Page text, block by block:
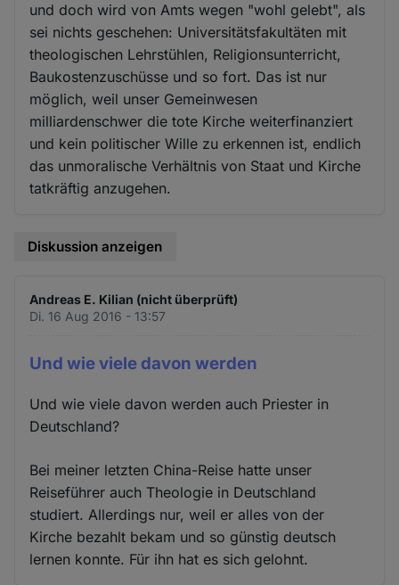
und doch wird von Amts wegen "wohl gelebt", als
sei nichts geschehen: Universitätsfakultäten mit
theologischen Lehrstühlen, Religionsunterricht,
Baukostenzuschüsse und so fort. Das ist nur
möglich, weil unser Gemeinwesen
milliardenschwer die tote Kirche weiterfinanziert
und kein politischer Wille zu erkennen ist, endlich
das unmoralische Verhältnis von Staat und Kirche
tatkräftig anzugehen.
Diskussion anzeigen
Andreas E. Kilian (nicht überprüft)
Di. 16 Aug 2016 - 13:57
Und wie viele davon werden
Und wie viele davon werden auch Priester in
Deutschland?
Bei meiner letzten China-Reise hatte unser
Reiseführer auch Theologie in Deutschland
studiert. Allerdings nur, weil er alles von der
Kirche bezahlt bekam und so günstig deutsch
lernen konnte. Für ihn hat es sich gelohnt.